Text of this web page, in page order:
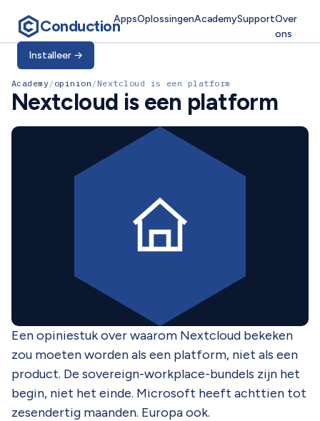
ConductionAppsOplossingenAcademySupportOver
ons
Installeer →
Academy/ opinion / Nextcloud is een platform
Nextcloud is een platform
Een opiniestuk over waarom Nextcloud bekeken
zou moeten worden als een platform, niet als een
product. De sovereign-workplace-bundels zijn het
begin, niet het einde. Microsoft heeft achttien tot
zesendertig maanden. Europa ook.